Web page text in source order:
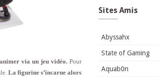
via un jeu vidéo. Pour
La figurine s’incarne alors
Sites Amis
Abyssahx
State of Gaming
Aquab0n